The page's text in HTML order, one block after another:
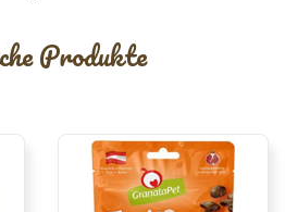
Produkte